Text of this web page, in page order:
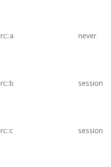
rc::a never
rc::b session
rc::c session